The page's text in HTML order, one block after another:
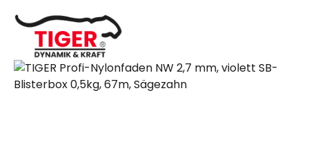
Bildergalerie überspringen